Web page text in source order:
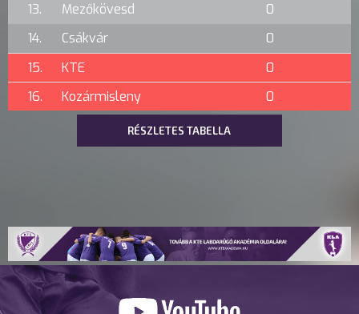
13.
Mezőkövesd
0
14.
Csákvár
0
15.
KTE
0
16.
Kozármisleny 0
RÉSZLETES TABELLA